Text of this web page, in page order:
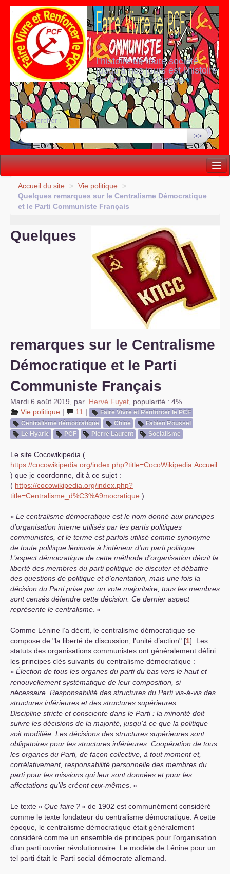
«
l’histoire de toute société
jusqu’à nos jours est l’histoire
de la lutte de classes
»
Rechercher :
>>
Vie politique
Lutter, Unir...
S’organiser
Accueil du site > Vie politique
>
Quelques remarques sur le Centralisme Démocratique
et le Parti Communiste Français
Quelques
remarques sur le Centralisme
Démocratique et le Parti
Communiste Français
Mardi 6 août 2019 par Hervé Fuyet popularité : 4%
Vie politique | 11 | Faire Vivre et Renforcer le PCF
Centralisme démocratique
Chine
Fabien Roussel
Le Hyaric
PCF Pierre Laurent Socialisme
Le site Cocowikipedia (
https://cocowikipedia.org/index.php?title=CocoWikipedia:Accueil
) que je coordonne, dit à ce sujet :
( https://cocowikipedia.org/index.php?
title=Centralisme_d%C3%A9mocratique )
« Le centralisme démocratique est le nom donné aux principes
d’organisation interne utilisés par les partis politiques
communistes, et le terme est parfois utilisé comme synonyme
de toute politique léniniste à l’intérieur d’un parti politique.
L’aspect démocratique de cette méthode d’organisation décrit la
liberté des membres du parti politique de discuter et débattre
des questions de politique et d’orientation, mais une fois la
décision du Parti prise par un vote majoritaire, tous les membres
sont censés défendre cette décision. Ce dernier aspect
représente le centralisme »
Comme Lénine l’a décrit, le centralisme démocratique se
compose de "la liberté de discussion, l’unité d’action" [1] . Les
statuts des organisations communistes ont généralement défini
les principes clés suivants du centralisme démocratique :
« Élection de tous les organes du parti du bas vers le haut et
renouvellement systématique de leur composition, si
nécessaire. Responsabilité des structures du Parti vis-à-vis des
structures inférieures et des structures supérieures.
Discipline stricte et consciente dans le Parti : la minorité doit
suivre les décisions de la majorité, jusqu’à ce que la politique
soit modifiée. Les décisions des structures supérieures sont
obligatoires pour les structures inférieures. Coopération de tous
les organes du Parti, de façon collective, à tout moment et,
corrélativement, responsabilité personnelle des membres du
parti pour les missions qui leur sont données et pour les
affectations qu’ils créent eux-mêmes »
Le texte « Que faire ?» de 1902 est communément considéré
comme le texte fondateur du centralisme démocratique. A cette
époque, le centralisme démocratique était généralement
considéré comme un ensemble de principes pour l’organisation
d’un parti ouvrier révolutionnaire. Le modèle de Lénine pour un
tel parti était le Parti social démocrate allemand.